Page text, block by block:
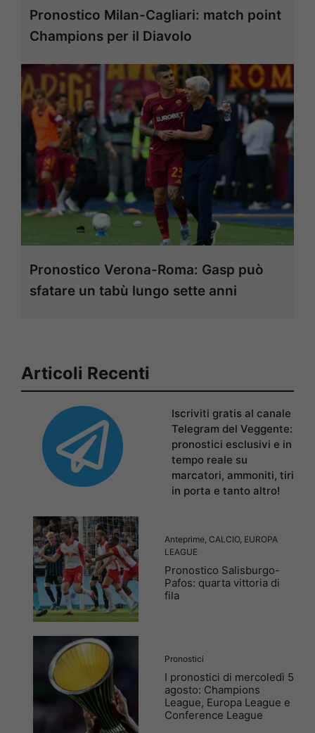
Pronostico Milan-Cagliari: match point
Champions per il Diavolo
Pronostico Verona-Roma: Gasp può
sfatare un tabù lungo sette anni
Articoli Recenti
Iscriviti gratis al canale
Telegram del Veggente:
pronostici esclusivi e in
tempo reale su
marcatori, ammoniti, tiri
in porta e tanto altro!
Anteprime CALCIO, EUROPA
LEAGUE
Pronostico Salisburgo-
Pafos: quarta vittoria di
fila
Pronostici
I pronostici di mercoledì 5
agosto: Champions
League, Europa League e
Conference League